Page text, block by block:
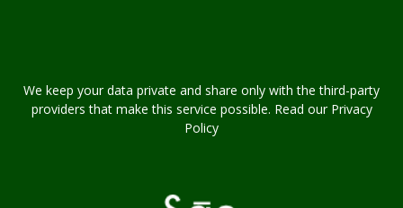
We keep your data private and share only with the third-party
providers that make this service possible. Read our Privacy
Policy